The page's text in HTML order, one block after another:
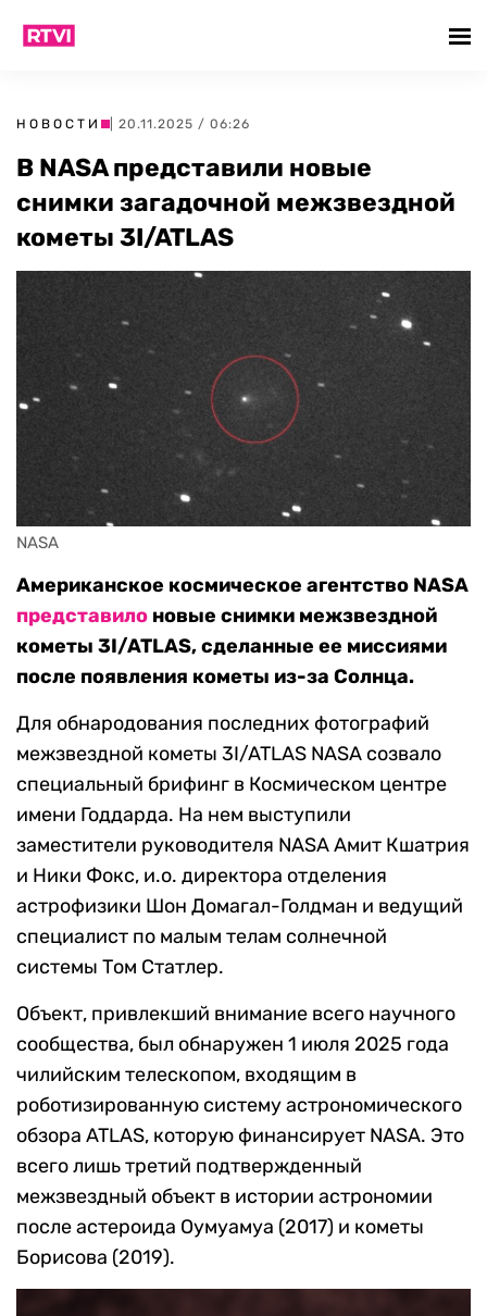
НОВОСТИ | 20.11.2025 / 06:26
В NASA представили новые
снимки загадочной межзвездной
кометы 3I/ATLAS
NASA
Американское космическое агентство NASA
представило новые снимки межзвездной
кометы 3I/ATLAS, сделанные ее миссиями
после появления кометы из-за Солнца.
Для обнародования последних фотографий
межзвездной кометы 3I/ATLAS NASA созвало
специальный брифинг в Космическом центре
имени Годдарда. На нем выступили
заместители руководителя NASA Амит Кшатрия
и Ники Фокс, и.о. директора отделения
астрофизики Шон Домагал-Голдман и ведущий
специалист по малым телам солнечной
системы Том Статлер.
Объект, привлекший внимание всего научного
сообщества, был обнаружен 1 июля 2025 года
чилийским телескопом, входящим в
роботизированную систему астрономического
обзора ATLAS, которую финансирует NASA. Это
всего лишь третий подтвержденный
межзвездный объект в истории астрономии
после астероида Оумуамуа (2017) и кометы
Борисова (2019).